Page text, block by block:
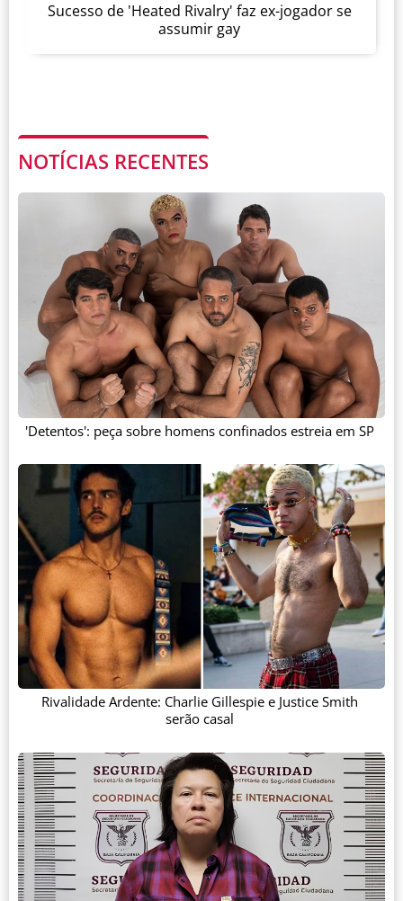
Sucesso de 'Heated Rivalry' faz ex-jogador se
assumir gay
NOTÍCIAS RECENTES
'Detentos': peça sobre homens confinados estreia em SP
Rivalidade Ardente: Charlie Gillespie e Justice Smith
serão casal